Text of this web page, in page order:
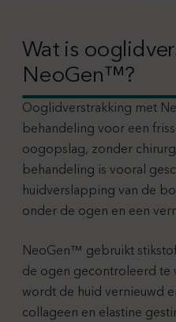
Wat is
NeoGen™?
Ooglidverstrakking met
behandeling voor een
oogopslag, zonder
behandeling is vooral
huidverslapping van de
onder de ogen en een
NeoGen™ gebruikt
de ogen gecontroleerd te
wordt de huid vernieuwd
collageen en elastine